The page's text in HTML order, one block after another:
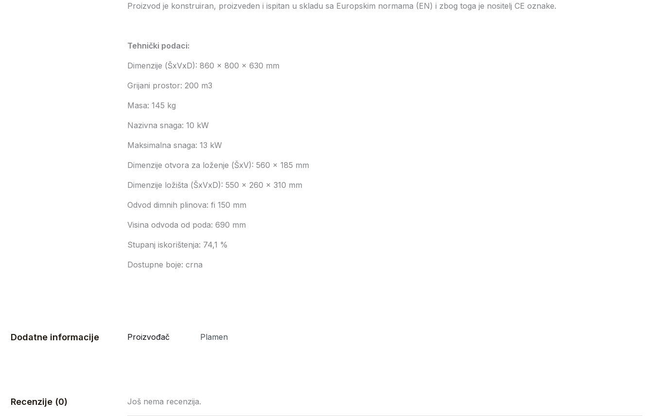
Proizvod je konstruiran, proizveden i ispitan u skladu sa Europskim normama (EN) i zbog toga je nositelj CE oznake.
Tehnički podaci:
Dimenzije (ŠxVxD): 860 x 800 x 630 mm
Grijani prostor: 200 m3
Masa: 145 kg
Nazivna snaga: 10 kW
Maksimalna snaga: 13 kW
Dimenzije otvora za loženje (ŠxV): 560 x 185 mm
Dimenzije ložišta (ŠxVxD): 550 x 260 x 310 mm
Odvod dimnih plinova: fi 150 mm
Visina odvoda od poda: 690 mm
Stupanj iskorištenja: 74,1 %
Dostupne boje: crna
Dodatne informacije Proizvođač Plamen
Recenzije (0) Još nema recenzija.